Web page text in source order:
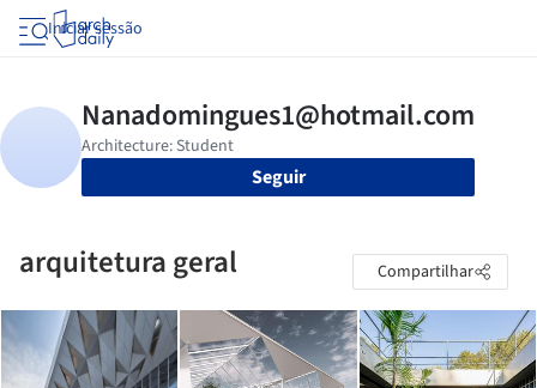
Iniciar sessão
Seguir
arquitetura geral Compartilhar